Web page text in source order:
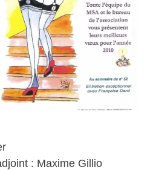
: Maxime Gillio